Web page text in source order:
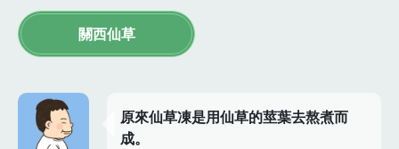
關西仙草
原來仙草凍是用仙草的莖葉去熬煮而
成。